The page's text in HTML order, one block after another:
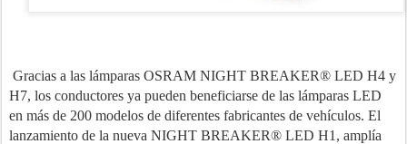
Gracias a las lámparas OSRAM NIGHT BREAKER® LED H4 y
H7, los conductores ya pueden beneficiarse de las lámparas LED
en más de 200 modelos de diferentes fabricantes de vehículos. El
lanzamiento de la nueva NIGHT BREAKER® LED H1, amplía